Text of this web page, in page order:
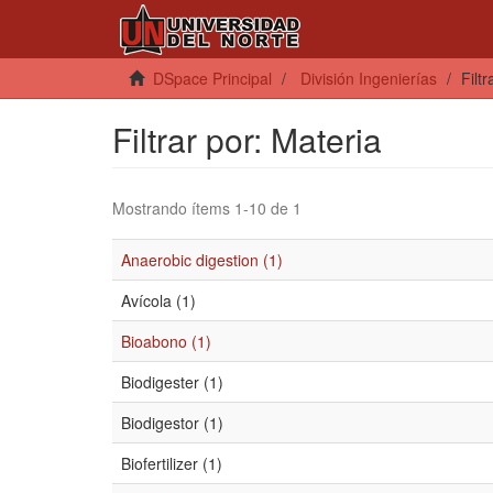
DSpace Principal División Ingenierías
Filtrar por: Materia
Mostrando ítems 1-10 de 1
Anaerobic digestion (1)
Avícola (1)
Bioabono (1)
Biodigester (1)
Biodigestor (1)
Biofertilizer (1)